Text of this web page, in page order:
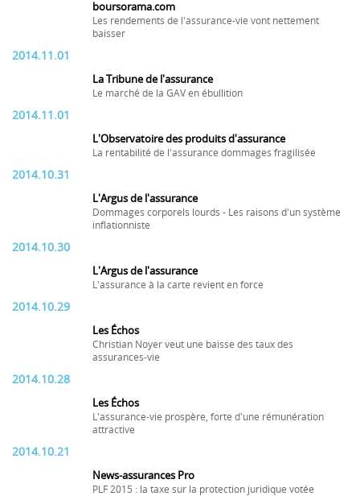
boursorama.com
Les rendements de l'assurance-vie vont nettement
baisser
2014.11.01
La Tribune de l'assurance
Le marché de la GAV en ébullition
2014.11.01
L'Observatoire des produits d'assurance
La rentabilité de l'assurance dommages fragilisée
2014.10.31
L'Argus de l'assurance
Dommages corporels lourds - Les raisons d'un système
inflationniste
2014.10.30
L'Argus de l'assurance
L'assurance à la carte revient en force
2014.10.29
Les Échos
Christian Noyer veut une baisse des taux des
assurances-vie
2014.10.28
Les Échos
L'assurance-vie prospère, forte d'une rémunération
attractive
2014.10.21
News-assurances Pro
PLF 2015 : la taxe sur la protection juridique votée